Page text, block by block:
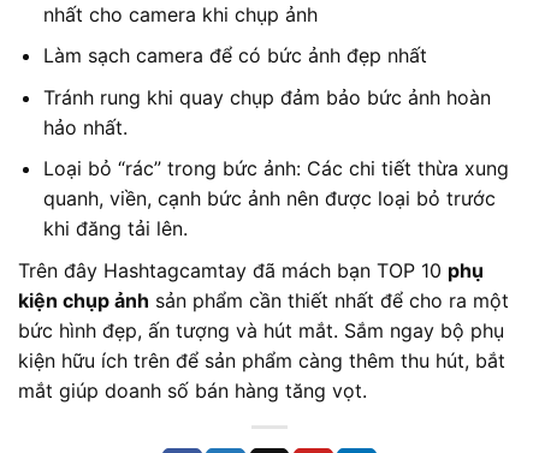
nhất cho camera khi chụp ảnh
Làm sạch camera để có bức ảnh đẹp nhất
Tránh rung khi quay chụp đảm bảo bức ảnh hoàn
hảo nhất.
Loại bỏ “rác” trong bức ảnh: Các chi tiết thừa xung
quanh, viền, cạnh bức ảnh nên được loại bỏ trước
khi đăng tải lên.
Trên đây Hashtagcamtay đã mách bạn TOP 10 phụ
kiện chụp ảnh sản phẩm cần thiết nhất để cho ra một
bức hình đẹp, ấn tượng và hút mắt. Sắm ngay bộ phụ
kiện hữu ích trên để sản phẩm càng thêm thu hút, bắt
mắt giúp doanh số bán hàng tăng vọt.